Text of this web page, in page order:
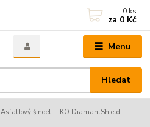
Menu
Hledat
0 ks
za 0 Kč
Asfaltový šindel - IKO DiamantShield -